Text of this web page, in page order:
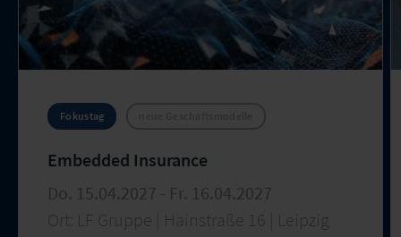
Fokustag
Embedded Insurance
Do. 15.04.2027 - Fr. 16.04.2027
Ort: LF Gruppe | Hainstraße 16 | Leipzig